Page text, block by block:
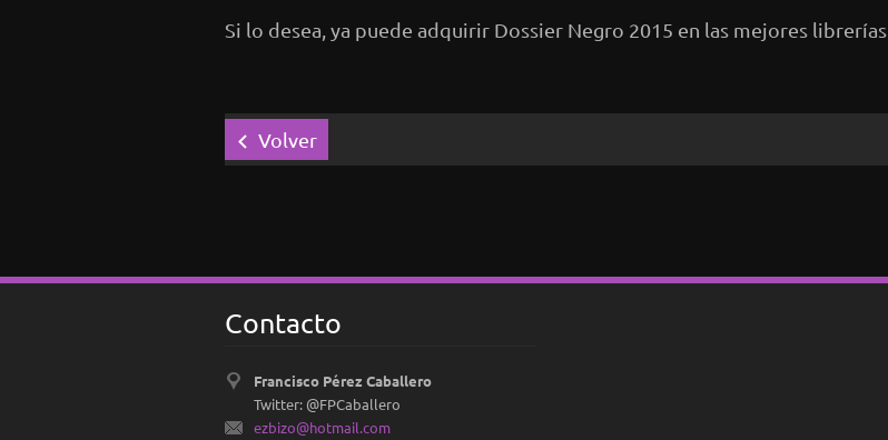
Si lo desea, ya puede adquirir Dossier Negro 2015 en las mejores librerías.
Volver
Contacto
Francisco Pérez Caballero
Twitter: @FPCaballero
ezbizo@hotmail.com